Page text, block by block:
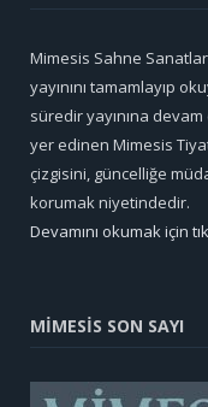
Mimesis Sahne
yayınını tamamlayıp
süredir yayınına
yer edinen Mimesis
çizgisini, güncelliğe
korumak niyetindedir.
Devamını okumak için
MİMESİS SON SAYI